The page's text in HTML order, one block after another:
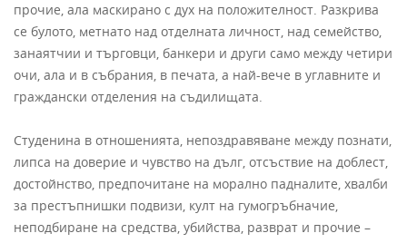
прочие, ала маскирано с дух на положителност. Разкрива
се булото, метнато над отделната личност, над семейство,
занаятчии и търговци, банкери и други само между четири
очи, ала и в събрания, в печата, а най-вече в углавните и
граждански отделения на съдилищата.
Студенина в отношенията, непоздравяване между познати,
липса на доверие и чувство на дълг, отсъствие на доблест,
достойнство, предпочитане на морално падналите, хвалби
за престъпнишки подвизи, култ на гумогръбначие,
неподбиране на средства, убийства, разврат и прочие –